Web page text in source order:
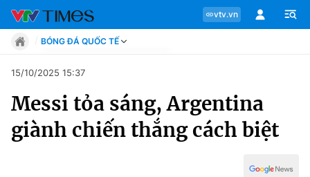
vtv.vn
Chuyên mục
Tin tức
BÓNG ĐÁ QUỐC TẾ
Move
Phong cách
Sự kiện
15/10/2025 15:37
Messi tỏa sáng, Argentina
giành chiến thắng cách biệt